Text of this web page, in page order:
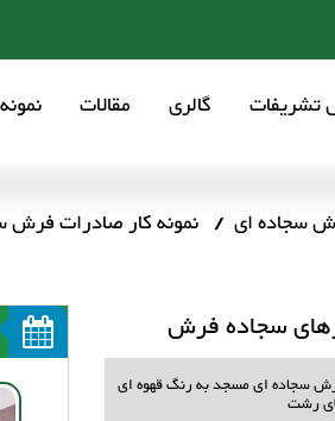
گالری مقالات
سجاده ای نمونه کار صادرات فرش
سجاده فرش
سجاده ای مسجد به رنگ قهوه ای
رشت